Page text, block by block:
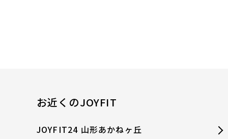
お近くのJOYFIT
JOYFIT24 山形あかねヶ丘